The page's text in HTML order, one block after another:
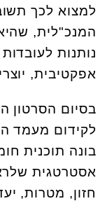
למצוא לכך
המנכ"לית,
נותנות
אפקטיבית,
בסיום הסרטון
לקידום מעמד
בונה תוכנית
אסטרטגית
חזון, מטרות,